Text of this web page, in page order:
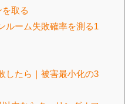
取る
ルーム失敗確率を測る1
したら｜被害最小化の3